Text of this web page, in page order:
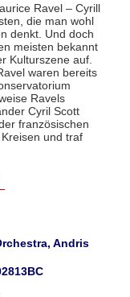
Ravel – Cyrill
die man wohl
denkt. Und doch
meisten bekannt
Kulturszene auf.
waren bereits
Ravels
Cyril Scott
französischen
und traf
Andris